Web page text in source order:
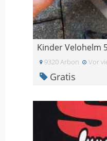
Kinder Velohelm
9320 Arbon Vor
Gratis